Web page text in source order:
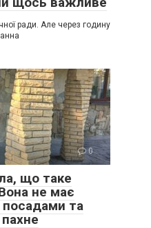
ради. Але через годину
0
що таке
не має
посадами та